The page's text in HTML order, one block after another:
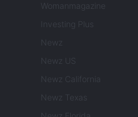
Womanmagazine
Investing Plus
Newz
Newz US
Newz California
Newz Texas